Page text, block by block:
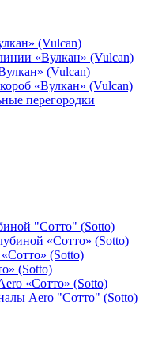
(Vulcan)
«Вулкан» (Vulcan)
(Vulcan)
«Вулкан» (Vulcan)
перегородки
"Сотто" (Sotto)
«Сотто» (Sotto)
(Sotto)
(Sotto)
«Сотто» (Sotto)
Aero "Сотто" (Sotto)